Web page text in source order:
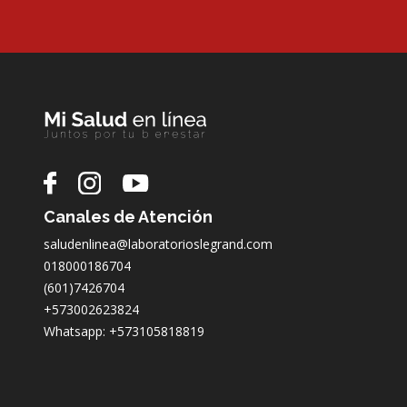
Canales de Atención
saludenlinea@laboratorioslegrand.com
018000186704
(601)7426704
+573002623824
Whatsapp: +573105818819